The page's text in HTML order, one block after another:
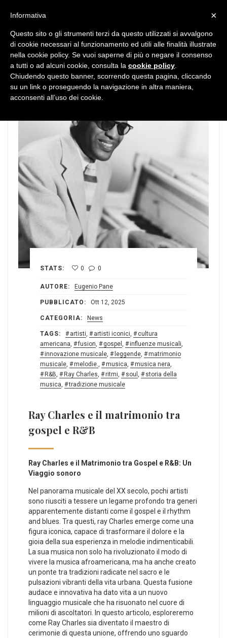
STATS: 0 0
AUTORE: Eugenio Pane
PUBBLICATO: Ott 12, 2025
CATEGORIA: News
TAGS: artisti, artisti iconici,
cultura
americana, fusion, gospel , influenze musicali,
innovazione musicale, leggende,
matrimonio
musicale, melodie., musica, musica nera,
R&B, Ray Charles, ritmi, soul ,
storia della
musica, tradizione musicale
Ray Charles e il matrimonio tra
gospel e R&B
Ray ‍Charles e ​il Matrimonio tra Gospel e R&B: Un
Viaggio sonoro
Nel panorama musicale del XX secolo, pochi artisti
sono riusciti a tessere un legame profondo tra generi
apparentemente distanti come il gospel e il rhythm
and blues. Tra questi, ray Charles emerge come ‌una
figura iconica, capace di trasformare il dolore e la
gioia della sua esperienza in melodie indimenticabili.
La sua‍ musica non solo ha ‍rivoluzionato il modo di
vivere la musica afroamericana, ma ha anche creato
un ponte tra tradizioni radicate⁣ nel sacro e le
pulsazioni vibranti della vita urbana. Questa ⁢fusione
audace e innovativa ha dato ‌vita a un nuovo
linguaggio​ musicale che ha risuonato nel cuore di
⁢milioni di ascoltatori. In questo articolo, esploreremo
come Ray Charles sia diventato il maestro di
cerimonie di questa unione, offrendo uno sguardo
×
Informativa
Questo sito o gli strumenti terzi da questo utilizzati si avvalgono
di cookie necessari al funzionamento ed utili alle finalità illustrate
nella cookie policy. Se vuoi saperne di più o negare il consenso
a tutti o ad alcuni cookie, consulta la cookie policy
Chiudendo questo banner, scorrendo questa pagina, cliccando
su un link o proseguendo la navigazione in altra maniera,
acconsenti all’uso dei cookie.